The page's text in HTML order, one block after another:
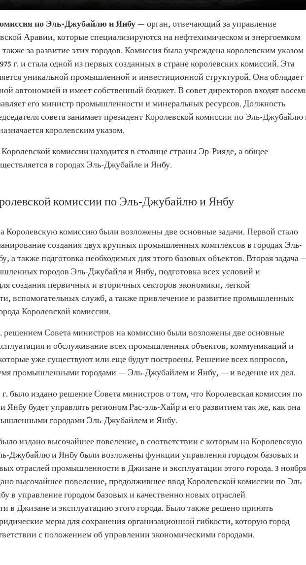
по Эль-Джубайлю и Янбу — орган, отвечающий за управление
Аравии, которые специализируются на нефтехимическом и энергоемком
также за развитие этих городов. Комиссия была учреждена королевским указом
г. и стала одной из первых созданных в стране королевских комиссий. Эта
уникальной промышленной и инвестиционной структурой. Она обладает
автономией и имеет собственный бюджет. В совет директоров входят
его министр промышленности и минеральных ресурсов. Должность
совета занимает президент Королевской комиссии по Эль-Джубайлю
королевским указом.
комиссии находится в столице страны Эр-Рияде, а общее
в городах Эль-Джубайле и Янбу.
комиссии по Эль-Джубайлю и Янбу
Королевскую комиссию были возложены две основные задачи. Первой стало
создания двух крупных промышленных комплексов в городах Эль-
а также подготовка необходимых для этого базовых объектов. Вторая задача
городов Эль-Джубайля и Янбу, подготовка всех условий и
создания первичных и вторичных секторов экономики, легкой
вспомогательных служб, а также привлечение и развитие промышленных
Королевской комиссии.
решением Совета министров на комиссию были возложены две основные
и обслуживание всех промышленных объектов, коммуникаций и
уже существуют или еще будут построены. Решение всех вопросов,
промышленными городами — Эль-Джубайлем и Янбу, — и ведение их дел.
г. было издано решение Совета министров о том, что Королевская комиссия по
будет управлять регионом Рас-эль-Хайр и его развитием так же, как она
городами Эль-Джубайлем и Янбу.
издано высочайшее повеление, в соответствии с которым на Королевскую
Джубайлю и Янбу были возложены функции управления городом базовых и
отраслей промышленности в Джизане и эксплуатации этого города. 3
высочайшее повеление, продолжившее ввод Королевской комиссии по Эль-
в управление городом базовых и качественно новых отраслей
в Джизане и эксплуатацию этого города. Было также решено принять
меры для сохранения организационной гибкости, которую город
с положением об управлении экономическими городами.